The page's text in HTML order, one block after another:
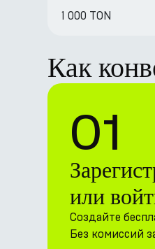
1 000 TON
Как
01
или
Создайте
Без комиссий